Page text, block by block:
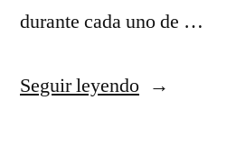
durante cada uno de …
Seguir leyendo«camisetas